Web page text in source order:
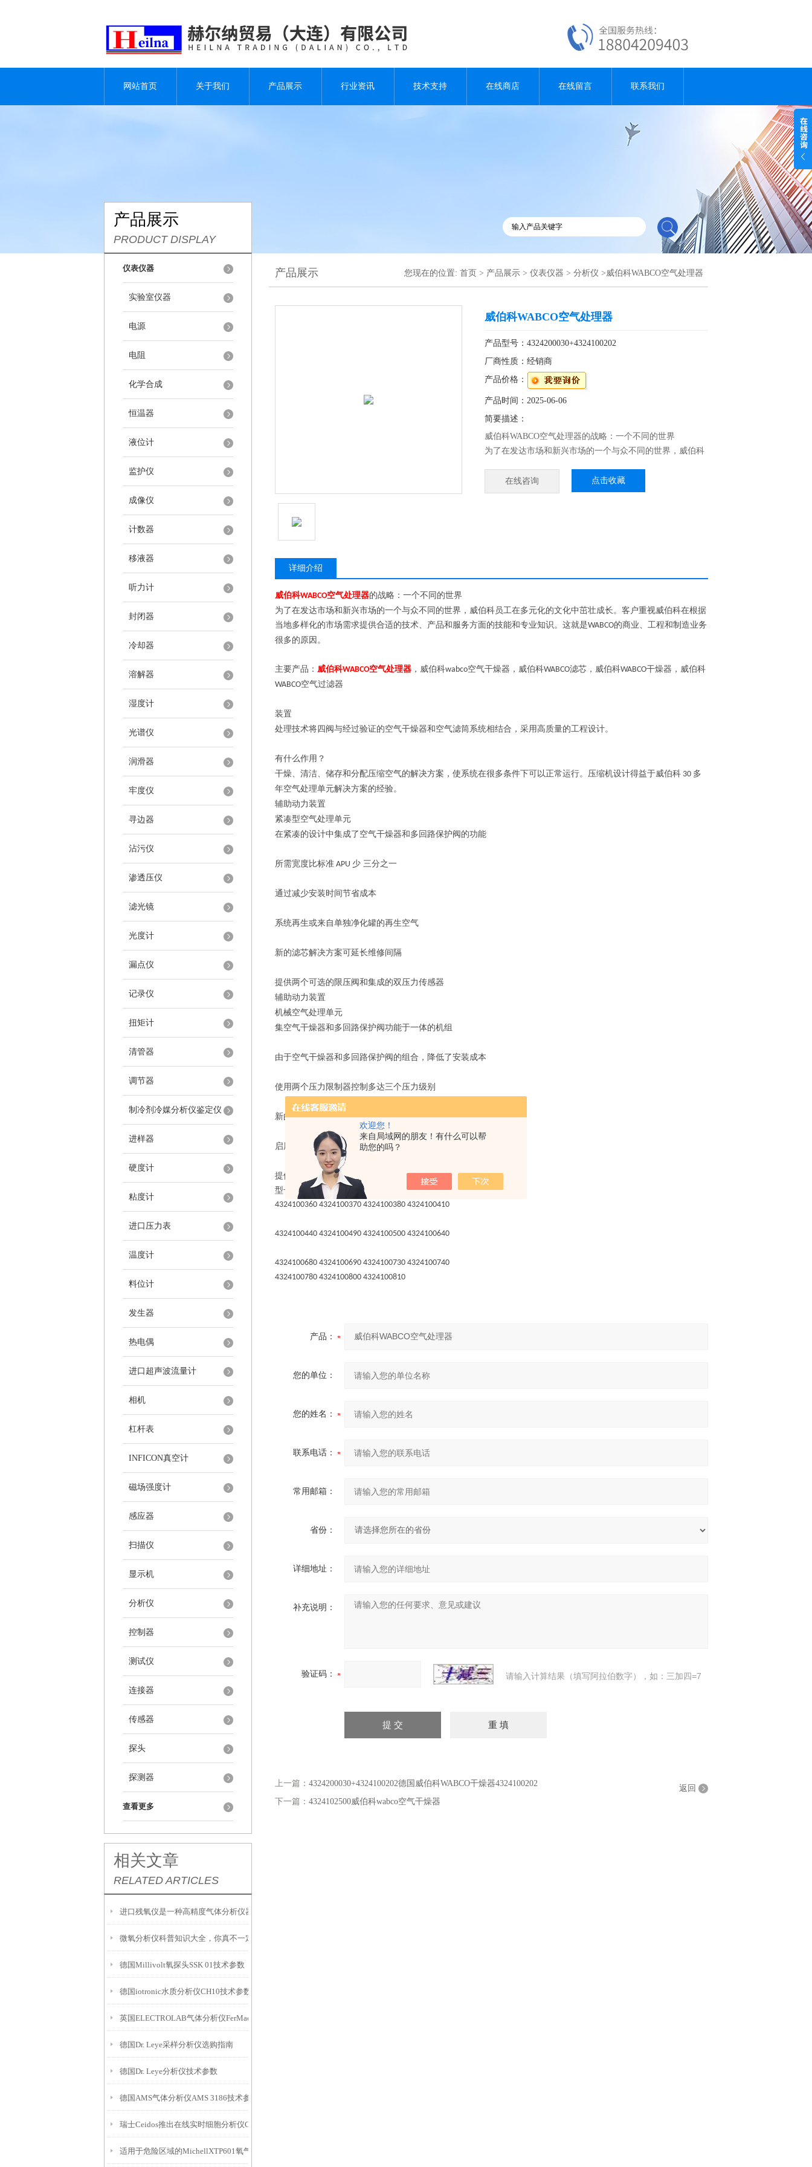
欢迎您！
来自局域网的朋友！有什么可以帮
助您的吗？
网站首页 关于我们 产品展示 行业资讯 技术支持 在线商店 在线留言 联系我们
产品展示
PRODUCT DISPLAY
仪表仪器
实验室仪器
电源
电阻
化学合成
恒温器
液位计
监护仪
成像仪
计数器
移液器
听力计
封闭器
冷却器
溶解器
湿度计
光谱仪
润滑器
牢度仪
寻边器
沾污仪
渗透压仪
滤光镜
光度计
漏点仪
记录仪
扭矩计
清管器
调节器
制冷剂冷媒分析仪鉴定仪
进样器
硬度计
粘度计
进口压力表
温度计
料位计
发生器
热电偶
进口超声波流量计
相机
杠杆表
INFICON真空计
磁场强度计
感应器
扫描仪
显示机
分析仪
控制器
测试仪
连接器
传感器
探头
探测器
查看更多
相关文章
RELATED ARTICLES
进口残氧仪是一种高精度气体分析仪器
微氧分析仪科普知识大全，你真不一定都懂
德国Millivolt氧探头SSK 01技术参数
德国iotronic水质分析仪CH10技术参数
英国ELECTROLAB气体分析仪FerMac 368尾气分析解决方案
德国Dr. Leye采样分析仪选购指南
德国Dr. Leye分析仪技术参数
德国AMS气体分析仪AMS 3186技术参数
瑞士Ceidos推出在线实时细胞分析仪C-Netics：实现无菌、无污染的细胞监测
适用于危险区域的MichellXTP601氧气分析仪
产品展示 您现在的位置: 首页 > 产品展示 > 仪表仪器 > 分析仪 >威伯科WABCO空气处理器
威伯科WABCO空气处理器
产品型号：4324200030+4324100202
厂商性质：经销商
产品价格：
产品时间：2025-06-06
简要描述：
威伯科WABCO空气处理器的战略：一个不同的世界
为了在发达市场和新兴市场的一个与众不同的世界，威伯科
地多样化的市场需求提供合适的技术
在线咨询 点击收藏
详细介绍
威伯科WABCO空气处理器的战略：一个不同的世界
为了在发达市场和新兴市场的一个与众不同的世界，威伯科员工在多元化的文化中茁壮成长。客户重视威伯科在根据
当地多样化的市场需求提供合适的技术、产品和服务方面的技能和专业知识。这就是WABCO的商业、工程和制造业务
很多的原因。
主要产品： 威伯科WABCO空气处理器 ，威伯科wabco空气干燥器，威伯科WABCO滤芯，威伯科WABCO干燥器，威伯科
WABCO空气过滤器
装置
处理技术将四阀与经过验证的空气干燥器和空气滤筒系统相结合，采用高质量的工程设计。
有什么作用？
干燥、清洁、储存和分配压缩空气的解决方案，使系统在很多条件下可以正常运行。压缩机设计得益于威伯科 30 多
年空气处理单元解决方案的经验。
辅助动力装置
紧凑型空气处理单元
在紧凑的设计中集成了空气干燥器和多回路保护阀的功能
所需宽度比标准 APU 少 三分之一
通过减少安装时间节省成本
系统再生或来自单独净化罐的再生空气
新的滤芯解决方案可延长维修间隔
提供两个可选的限压阀和集成的双压力传感器
辅助动力装置
机械空气处理单元
集空气干燥器和多回路保护阀功能于一体的机组
由于空气干燥器和多回路保护阀的组合，降低了安装成本
使用两个压力限制器控制多达三个压力级别
新的滤芯解决方案可延长维修间隔
启用空气系统再生或来自单独净化罐的再生空气
提供两个可选的限压阀和一个集成的双压力传感器
型号系列：
4324100360 4324100370 4324100380 4324100410
4324100440 4324100490 4324100500 4324100640
4324100680 4324100690 4324100730 4324100740
4324100780 4324100800 4324100810
产品：
您的单位：
您的姓名：
联系电话：
常用邮箱：
省份：
详细地址：
补充说明：
验证码： 请输入计算结果（填写阿拉伯数字），如：三加四=7
上一篇： 4324200030+4324100202德国威伯科WABCO干燥器4324100202
下一篇： 4324102500威伯科wabco空气干燥器
返回